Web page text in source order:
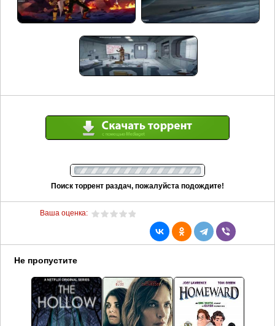
Поиск торрент раздач, пожалуйста подождите!
Ваша оценка:
Не пропустите